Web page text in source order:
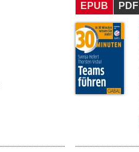
EPUB
PDF